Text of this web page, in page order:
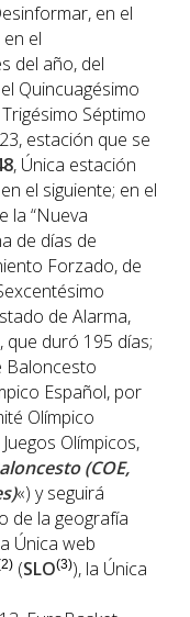
en el
el
del año, del
Quincuagésimo
Séptimo
estación que se
, Única estación
el siguiente; en el
la “Nueva
de días de
Forzado, de
de Alarma,
que duró 195 días;
Baloncesto
Español, por
Olímpico
Olímpicos,
(COE,
«) y seguirá
de la geografía
Única web
(SLO(3)), la Única